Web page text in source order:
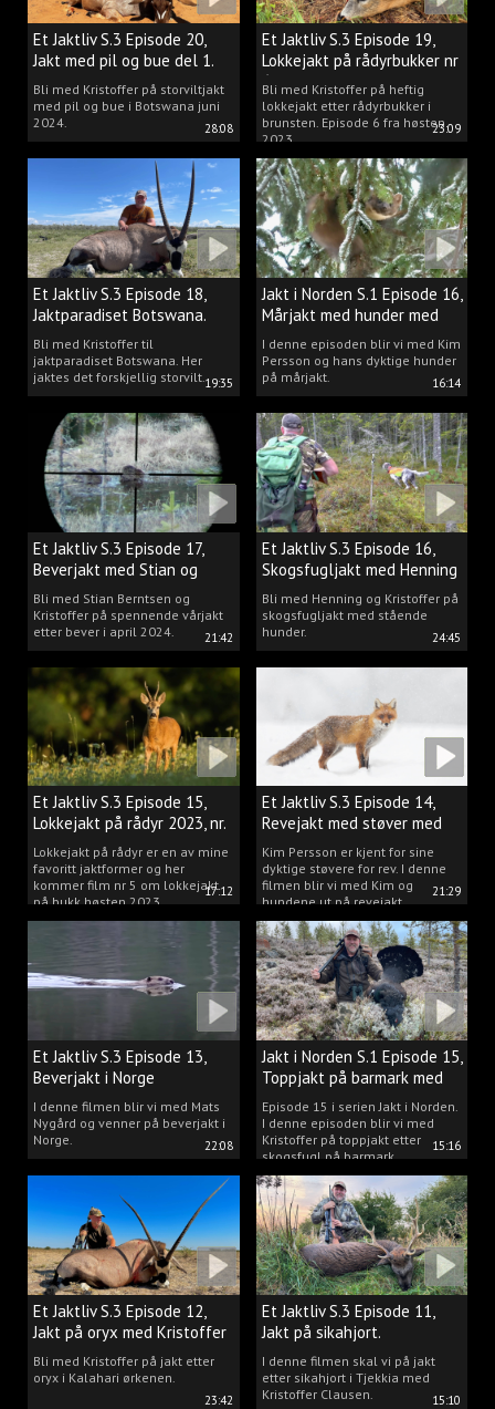
28:08
Et Jaktliv S.3 Episode 20,
Jakt med pil og bue del 1.
Bli med Kristoffer på storviltjakt
med pil og bue i Botswana juni
2024.
23:09
Et Jaktliv S.3 Episode 19,
Lokkejakt på rådyrbukker nr
6
Bli med Kristoffer på heftig
lokkejakt etter rådyrbukker i
brunsten. Episode 6 fra høsten
2023.
19:35
Et Jaktliv S.3 Episode 18,
Jaktparadiset Botswana.
Bli med Kristoffer til
jaktparadiset Botswana. Her
jaktes det forskjellig storvilt.
16:14
Jakt i Norden S.1 Episode 16,
Mårjakt med hunder med
Kim Persson
I denne episoden blir vi med Kim
Persson og hans dyktige hunder
på mårjakt.
21:42
Et Jaktliv S.3 Episode 17,
Beverjakt med Stian og
Kristoffer
Bli med Stian Berntsen og
Kristoffer på spennende vårjakt
etter bever i april 2024.
24:45
Et Jaktliv S.3 Episode 16,
Skogsfugljakt med Henning
Mathisen
Bli med Henning og Kristoffer på
skogsfugljakt med stående
hunder.
17:12
Et Jaktliv S.3 Episode 15,
Lokkejakt på rådyr 2023, nr.
5Lokkejakt på rådyr er en av mine
favoritt jaktformer og her
kommer film nr 5 om lokkejakt
på bukk høsten 2023.
21:29
Et Jaktliv S.3 Episode 14,
Revejakt med støver med
Kim Persson
Kim Persson er kjent for sine
dyktige støvere for rev. I denne
filmen blir vi med Kim og
hundene ut på revejakt.
22:08
Et Jaktliv S.3 Episode 13,
Beverjakt i Norge
I denne filmen blir vi med Mats
Nygård og venner på beverjakt i
Norge.
15:16
Jakt i Norden S.1 Episode 15,
Toppjakt på barmark med
Kristoffer Clausen
Episode 15 i serien Jakt i Norden.
I denne episoden blir vi med
Kristoffer på toppjakt etter
skogsfugl på barmark.
23:42
Et Jaktliv S.3 Episode 12,
Jakt på oryx med Kristoffer
Clausen
Bli med Kristoffer på jakt etter
oryx i Kalahari ørkenen.
15:10
Et Jaktliv S.3 Episode 11,
Jakt på sikahjort.
I denne filmen skal vi på jakt
etter sikahjort i Tjekkia med
Kristoffer Clausen.